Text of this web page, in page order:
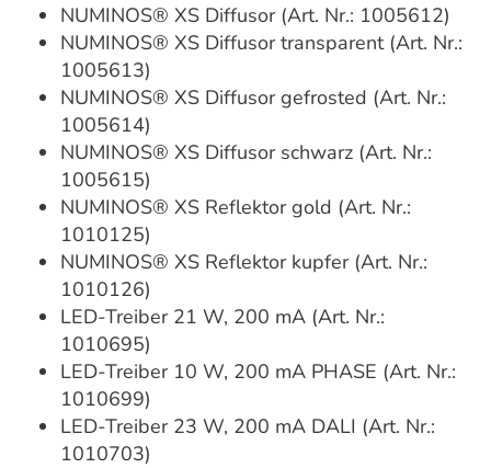
NUMINOS® XS Diffusor (Art. Nr.: 1005612)
NUMINOS® XS Diffusor transparent (Art. Nr.:
1005613)
NUMINOS® XS Diffusor gefrosted (Art. Nr.:
1005614)
NUMINOS® XS Diffusor schwarz (Art. Nr.:
1005615)
NUMINOS® XS Reflektor gold (Art. Nr.:
1010125)
NUMINOS® XS Reflektor kupfer (Art. Nr.:
1010126)
LED-Treiber 21 W, 200 mA (Art. Nr.:
1010695)
LED-Treiber 10 W, 200 mA PHASE (Art. Nr.:
1010699)
LED-Treiber 23 W, 200 mA DALI (Art. Nr.:
1010703)